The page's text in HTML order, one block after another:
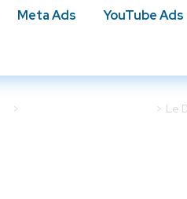
Meta Ads YouTube Ads
Le
mort ?